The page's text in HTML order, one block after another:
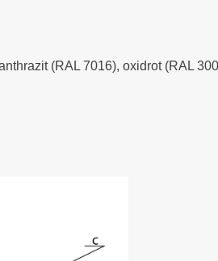
(RAL 7016), oxidrot (RAL